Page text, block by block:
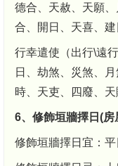
德合、天赦、天願
合、開日、天喜、建
行幸遣使（出行\遠
日、劫煞、災煞、
時、天吏、四廢、天
6、修飾垣牆擇日(房
修飾垣牆擇日宜：平